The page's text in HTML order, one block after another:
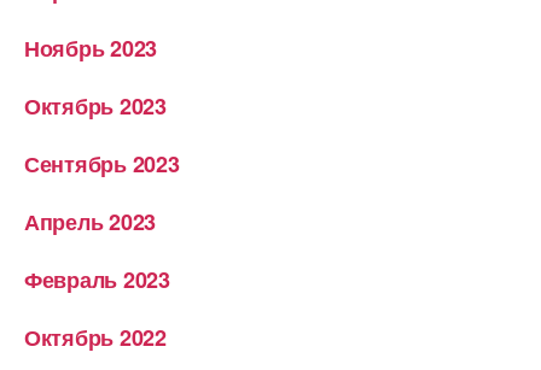
Ноябрь 2023
Октябрь 2023
Сентябрь 2023
Апрель 2023
Февраль 2023
Октябрь 2022